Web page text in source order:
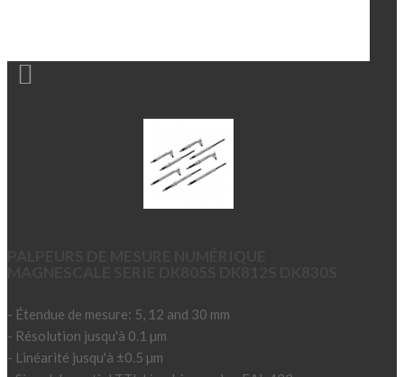

- Étendue de mesure: 5, 12 and 30 mm
- Résolution jusqu'à 0.1 µm
- Linéarité jusqu'à ±0.5 µm